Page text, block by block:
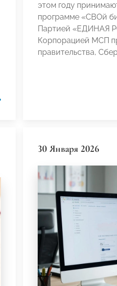
этом году
программе «СВОй
Партией «ЕДИНАЯ
Корпорацией МСП
правительства,
30 Января 2026